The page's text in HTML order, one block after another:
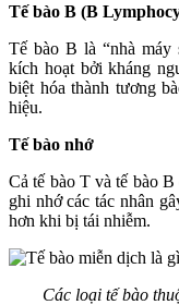
Tế bào B (B
Tế bào B là “nhà máy
kích hoạt bởi kháng
biệt hóa thành tương
hiệu.
Tế bào nhớ
Cả tế bào T và tế bào
ghi nhớ các tác nhân
hơn khi bị tái nhiễm.
Các loại tế bào